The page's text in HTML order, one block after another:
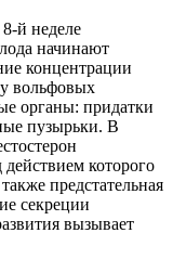
й неделе
начинают
концентрации
вольфовых
органы: придатки
пузырьки. В
действием которого
предстательная
секреции
вызывает